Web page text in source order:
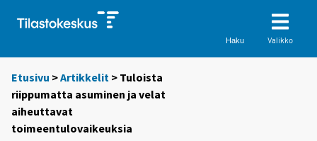
Haku Valikko
Etusivu >Artikkelit > Tuloista
riippumatta asuminen ja velat
aiheuttavat
toimeentulovaikeuksia